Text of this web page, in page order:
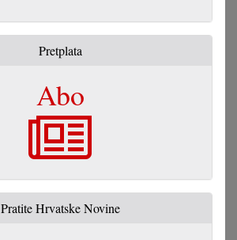
Pretplata
Abo
Pratite Hrvatske Novine